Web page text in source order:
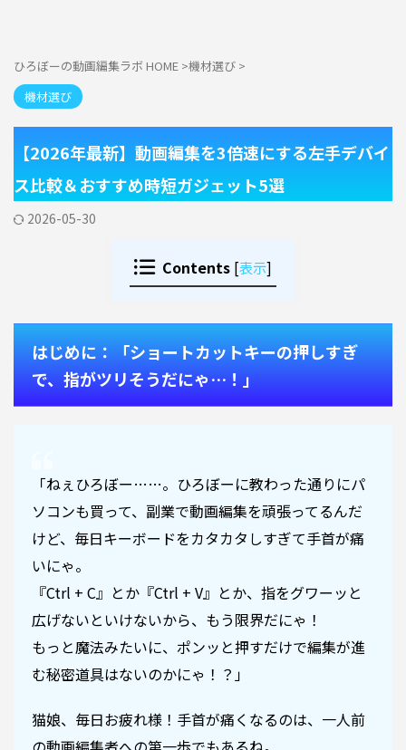
ひろぼーの動画編集ラボ HOME >機材選び >
機材選び
【2026年最新】動画編集を3倍速にする左手デバイ
ス比較＆おすすめ時短ガジェット5選
2026-05-30
Contents [表示]
はじめに：「ショートカットキーの押しすぎ
で、指がツリそうだにゃ…！」
「ねぇひろぼー……。ひろぼーに教わった通りにパ
ソコンも買って、副業で動画編集を頑張ってるんだ
けど、毎日キーボードをカタカタしすぎて手首が痛
いにゃ。
『Ctrl + C』とか『Ctrl + V』とか、指をグワーッと
広げないといけないから、もう限界だにゃ！
もっと魔法みたいに、ポンッと押すだけで編集が進
む秘密道具はないのかにゃ！？」
猫娘、毎日お疲れ様！手首が痛くなるのは、一人前